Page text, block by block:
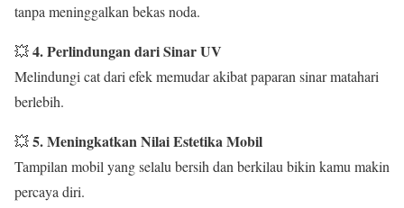
tanpa meninggalkan bekas noda.
💥4. Perlindungan dari Sinar UV
Melindungi cat dari efek memudar akibat paparan sinar matahari
berlebih.
💥5. Meningkatkan Nilai Estetika Mobil
Tampilan mobil yang selalu bersih dan berkilau bikin kamu makin
percaya diri.